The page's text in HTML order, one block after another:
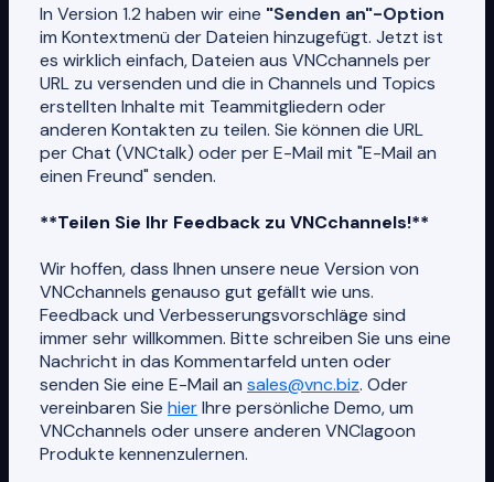
In Version 1.2 haben wir eine "Senden an"-Option
im Kontextmenü der Dateien hinzugefügt. Jetzt ist
es wirklich einfach, Dateien aus VNCchannels per
URL zu versenden und die in Channels und Topics
erstellten Inhalte mit Teammitgliedern oder
anderen Kontakten zu teilen. Sie können die URL
per Chat (VNCtalk) oder per E-Mail mit "E-Mail an
einen Freund" senden.
**Teilen Sie Ihr Feedback zu VNCchannels!**
Wir hoffen, dass Ihnen unsere neue Version von
VNCchannels genauso gut gefällt wie uns.
Feedback und Verbesserungsvorschläge sind
immer sehr willkommen. Bitte schreiben Sie uns eine
Nachricht in das Kommentarfeld unten oder
senden Sie eine E-Mail an sales@vnc.biz. Oder
vereinbaren Sie hierIhre persönliche Demo, um
VNCchannels oder unsere anderen VNClagoon
Produkte kennenzulernen.